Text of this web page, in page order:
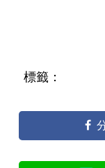
標籤：
分